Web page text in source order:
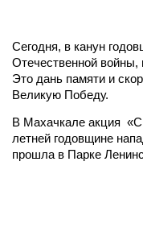
Сегодня, в канун
Отечественной
Это дань памяти и
Великую Победу.
В Махачкале акция
летней годовщине
прошла в Парке